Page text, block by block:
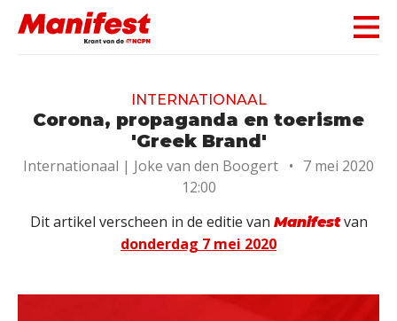
Skip navigation
INTERNATIONAAL
Corona, propaganda en toerisme
'Greek Brand'
Internationaal | Joke van den Boogert • 7 mei 2020
12:00
Dit artikel verscheen in de editie van Manifestvan
donderdag 7 mei 2020